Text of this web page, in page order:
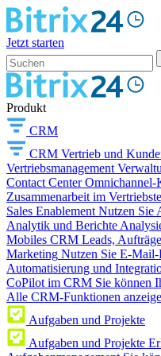
Jetzt starten
Produkt
CRM
CRM Vertrieb und
Vertriebsmanagement
Contact Center Omnichannel-
Zusammenarbeit im
Sales Enablement Nutzen Sie
Analytik und Berichte
Mobiles CRM Leads,
Marketing Nutzen Sie E-Mail-
Automatisierung und
CoPilot im CRM Sie können
Alle CRM-Funktionen
Aufgaben und Projekte
Aufgaben und Projekte